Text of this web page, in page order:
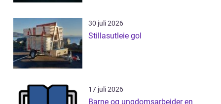
30 juli 2026
Stillasutleie gol
17 juli 2026
Barne og ungdomsarbeider en